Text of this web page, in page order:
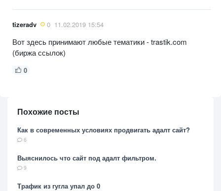
tizeradv 0 11.02.2019 15:54
Вот здесь принимают любые тематики - trastik.com
(биржа ссылок)
0
Похожие посты
Как в современных условиях продвигать адалт сайт?
6
Выяснилось что сайт под адалт фильтром.
9
Трафик из гугла упал до 0